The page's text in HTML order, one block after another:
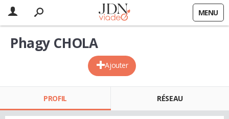
MENU
Ajouter
Phagy CHOLA
PROFIL RÉSEAU